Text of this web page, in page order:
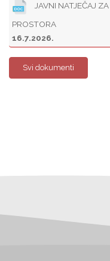
JAVNI NATJEČAJ
PROSTORA
16.7.2026.
Svi dokumenti